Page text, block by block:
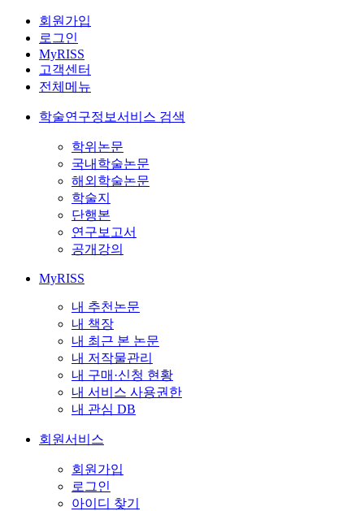
회원가입
로그인
MyRISS
고객센터
전체메뉴
학술연구정보서비스 검색
학위논문
국내학술논문
해외학술논문
학술지
단행본
연구보고서
공개강의
MyRISS
내 추천논문
내 책장
내 최근 본 논문
내 저작물관리
내 구매·신청 현황
내 서비스 사용권한
내 관심 DB
회원서비스
회원가입
로그인
아이디 찾기